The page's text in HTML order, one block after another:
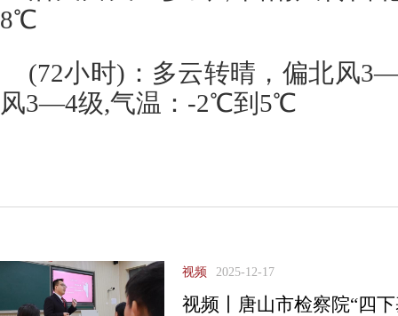
8℃
(72小时)：多云转晴，偏北风
风3—4级,气温：-2℃到5℃
视频 2025-12-17
视频丨唐山市检察院“四